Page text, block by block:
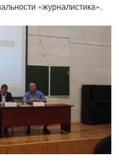
«журналистика».